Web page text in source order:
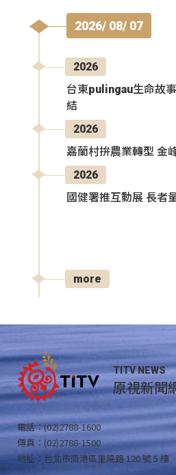
2026/ 08/ 07
2026
台東pulingau生命故
結
2026
嘉蘭村拚農業轉型 金
2026
國健署推互動展 長者
more
TITV NEWS
原視新聞
電話：(02)2788-1600
傳真：(02)2788-1500
地址：台北市南港區重陽路 120 號 5 樓